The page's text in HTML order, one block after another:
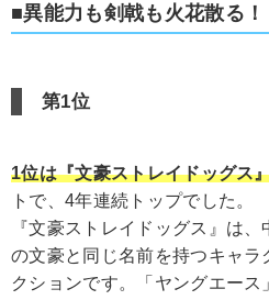
■異能力も剣戟も火花散る
第1位
1位は『文豪ストレイドッグス
トで、4年連続トップでした。
『文豪ストレイドッグス』は
の文豪と同じ名前を持つキャ
クションです。「ヤングエー